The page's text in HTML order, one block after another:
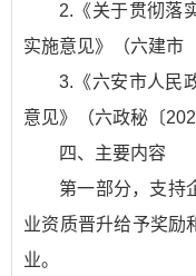
2.《关于贯彻落
实施意见》（六建市
3.《六安市人民
意见》（六政秘〔
四、主要内容
第一部分，支持
业资质晋升给予奖励
业。